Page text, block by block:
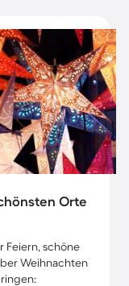
Orte
Feiern, schöne
Weihnachten